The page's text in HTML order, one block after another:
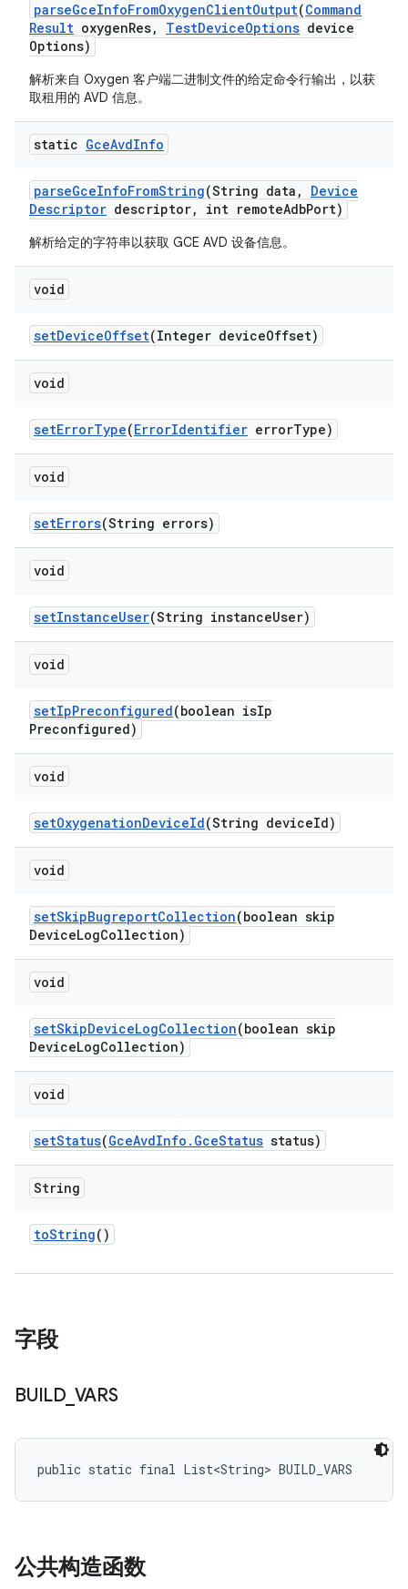
parseGceInfoFromOxygenClientOutput(Command
Result oxygenRes, TestDeviceOptions device
Options)
解析来自 Oxygen 客户端二进制文件的给定命令行输出，以获
取租用的 AVD 信息。
static GceAvdInfo
parseGceInfoFromString(String data ,
Device
Descriptor descriptor, int remoteAdbPort)
解析给定的字符串以获取 GCE AVD 设备信息。
void
setDeviceOffset(Integer deviceOffset)
void
setErrorType(ErrorIdentifier errorType)
void
setErrors(String errors)
void
setInstanceUser(String instanceUser)
void
setIpPreconfigured(boolean isIp
Preconfigured)
void
setOxygenationDeviceId(String deviceId)
void
setSkipBugreportCollection(boolean skip
DeviceLogCollection)
void
setSkipDeviceLogCollection(boolean skip
DeviceLogCollection)
void
setStatus(GceAvdInfo . GceStatus status)
String
toString()
字段
BUILD_ VARS
public static final List<String> BUILD_VARS
公共构造函数